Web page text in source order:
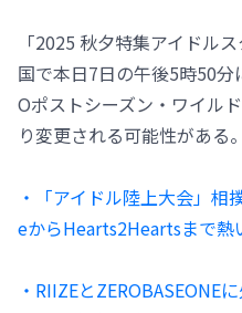
「2025 秋夕特集アイドル
国で本日7日の午後5時50
Oポストシーズン・ワイル
り変更される可能性がある。
・「アイドル陸上大会」
eからHearts2Heartsまで熱
・RIIZEとZEROBASEONE